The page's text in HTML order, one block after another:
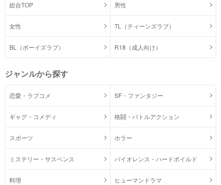
総合TOP 男性
女性 TL（ティーンズラブ）
BL（ボーイズラブ） R18（成人向け）
ジャンルから探す
恋愛・ラブコメ SF・ファンタジー
ギャグ・コメディ 格闘・バトルアクション
スポーツ ホラー
ミステリー・サスペンス バイオレンス・ハードボイルド
料理 ヒューマンドラマ